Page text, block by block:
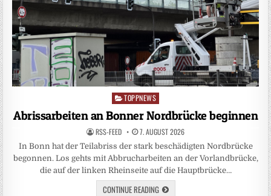
Posted
in
TOPPNEWS
Abrissarbeiten an Bonner Nordbrücke beginnen
RSS-FEED 7. AUGUST 2026
In Bonn hat der Teilabriss der stark beschädigten Nordbrücke
begonnen. Los gehts mit Abbrucharbeiten an der Vorlandbrücke,
die auf der linken Rheinseite auf die Hauptbrücke…
CONTINUE READING